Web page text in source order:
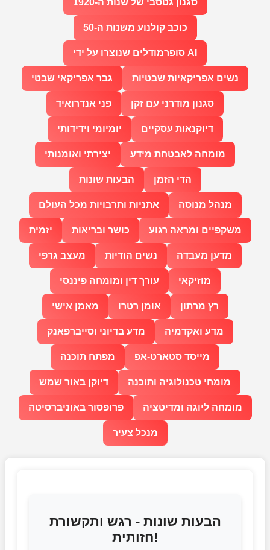
כוכב קולנוע משנות ה-50
סופרמודלים שנוצרו על ידי AI
גבר אפריקאי שבטי נשים אפריקאיות שבטיות
פני אנדרואיד סגנון מודרני עם זקן
יומיומי וידידותי דיוקנאות עסקיים
יצירתי ואומנותי מומחה לאבטחת מידע
הבעות שונות הדי הזמן
אתניות ותרבויות מכל העולם מנהל מנוסה
יזמית כושר ובריאות משקפיים ומראה רגוע
מעצב גרפי נשים הודיות מדען מעבדה
עורך דין ומומחה פיננסי מוזיקאי
מאמן אישי אומן רטרו רץ מרתון
מדע בדיוני וסייברפאנק מדע ואקדמיה
מפתח תוכנה מייסד סטארט-אפ
דיוקן באור שמש מומחי טכנולוגיה ותוכנה
פרופסור באוניברסיטה מומחה ליוגה ומדיטציה
מנכל צעיר
הבעות שונות - רגש ותקשורת
חזותית!